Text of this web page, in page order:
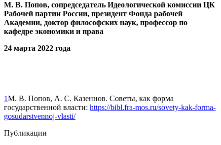
М. В. Попов, сопредседатель Идеологической комиссии ЦК
Рабочей партии России, президент Фонда рабочей
Академии, доктор философских наук, профессор по
кафедре экономики и права
24 марта 2022 года
1М. В. Попов, А. С. Казеннов. Советы, как форма
государственной власти: https://bibl.fra-mos.ru/sovety-kak-forma-
gosudarstvennoj-vlasti/
Публикации